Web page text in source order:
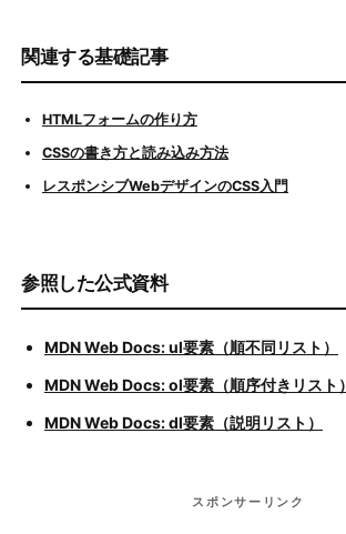
関連する基礎記事
HTMLフォームの作り方
CSSの書き方と読み込み方法
レスポンシブWebデザインのCSS入門
参照した公式資料
MDN Web Docs: ul要素（順不同リスト）
MDN Web Docs: ol要素（順序付きリスト）
MDN Web Docs: dl要素（説明リスト）
スポンサーリンク